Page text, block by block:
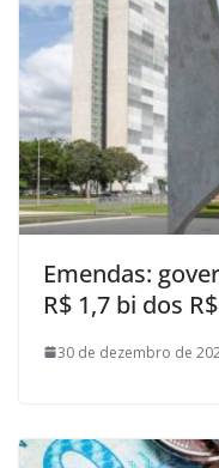
Emendas:
R$ 1,7 bi dos
30 de dezembro de